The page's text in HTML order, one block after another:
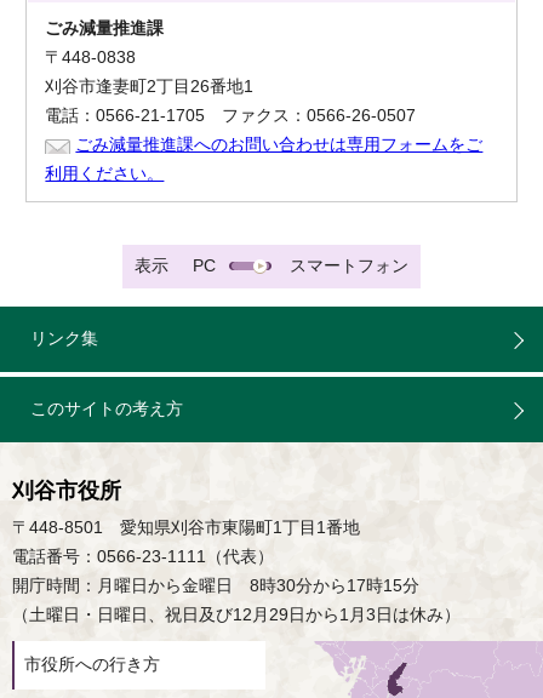
ごみ減量推進課
〒448-0838
刈谷市逢妻町2丁目26番地1
電話：0566-21-1705 ファクス：0566-26-0507
ごみ減量推進課へのお問い合わせは専用フォームをご
利用ください。
表示 PC スマートフォン
リンク集
このサイトの考え方
刈谷市役所
〒448-8501 愛知県刈谷市東陽町1丁目1番地
電話番号：0566-23-1111（代表）
開庁時間：月曜日から金曜日 8時30分から17時15分
（土曜日・日曜日、祝日及び12月29日から1月3日は休み）
市役所への行き方